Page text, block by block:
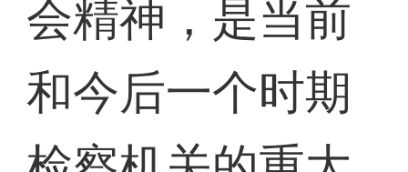
会精神，是当前
和今后一个时期